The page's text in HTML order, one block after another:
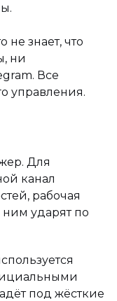
не знает, что
ни
Все
управления.
Для
канал
рабочая
ударят по
под жёсткие